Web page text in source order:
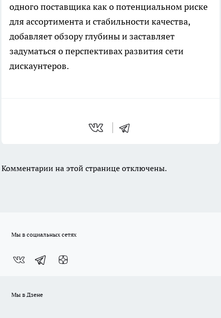
одного поставщика как о потенциальном риске
для ассортимента и стабильности качества,
добавляет обзору глубины и заставляет
задуматься о перспективах развития сети
дискаунтеров.
Комментарии на этой странице отключены.
Мы в социальных сетях
Мы в Дзене